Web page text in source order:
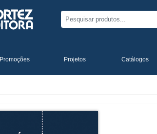
Promoções Projetos Catálogos